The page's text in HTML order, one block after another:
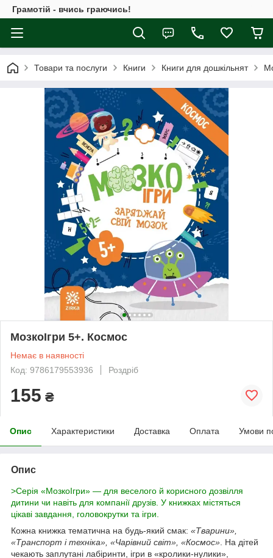
Грамотій - вчись граючись!
Товари та послуги Книги Книги для дошкільнят
МозкоІгри 5+. Космос
Немає в наявності
Код: 9786179553936
Роздріб
155 ₴
Опис Характеристики Доставка Оплата Умови
Опис
>Серія «МозкоІгри» — для веселого й корисного дозвілля
дитини чи навіть для компанії друзів. У книжках містяться
цікаві завдання, головокрутки та ігри.
Кожна книжка тематична на будь-який смак: «Тварини»,
«Транспорт і техніка», «Чарівний світ», «Космос» . На дітей
чекають заплутані лабіринти, ігри в «кролики-нулики»,